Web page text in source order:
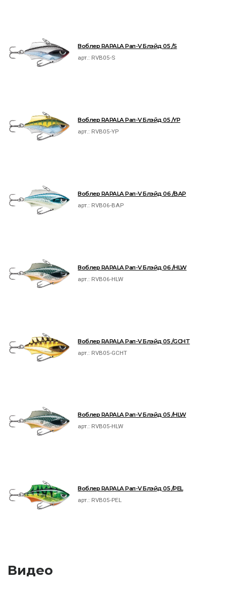
Воблер RAPALA Рап-V Блэйд 05 /S
арт.: RVB05-S
Воблер RAPALA Рап-V Блэйд 05 /YP
арт.: RVB05-YP
Воблер RAPALA Рап-V Блэйд 06 /BAP
арт.: RVB06-BAP
Воблер RAPALA Рап-V Блэйд 06 /HLW
арт.: RVB06-HLW
Воблер RAPALA Рап-V Блэйд 05 /GCHT
арт.: RVB05-GCHT
Воблер RAPALA Рап-V Блэйд 05 /HLW
арт.: RVB05-HLW
Воблер RAPALA Рап-V Блэйд 05 /PEL
арт.: RVB05-PEL
Видео